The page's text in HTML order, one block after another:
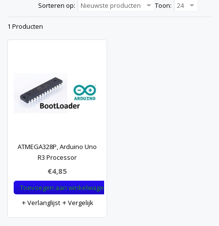
Sorteren op:
Nieuwste producten Toon: 24
1 Producten
ATMEGA328P, Arduino Uno
R3 Processor
€4,85
Toevoegen aan winkelwagen
Verlanglijst
Vergelijk